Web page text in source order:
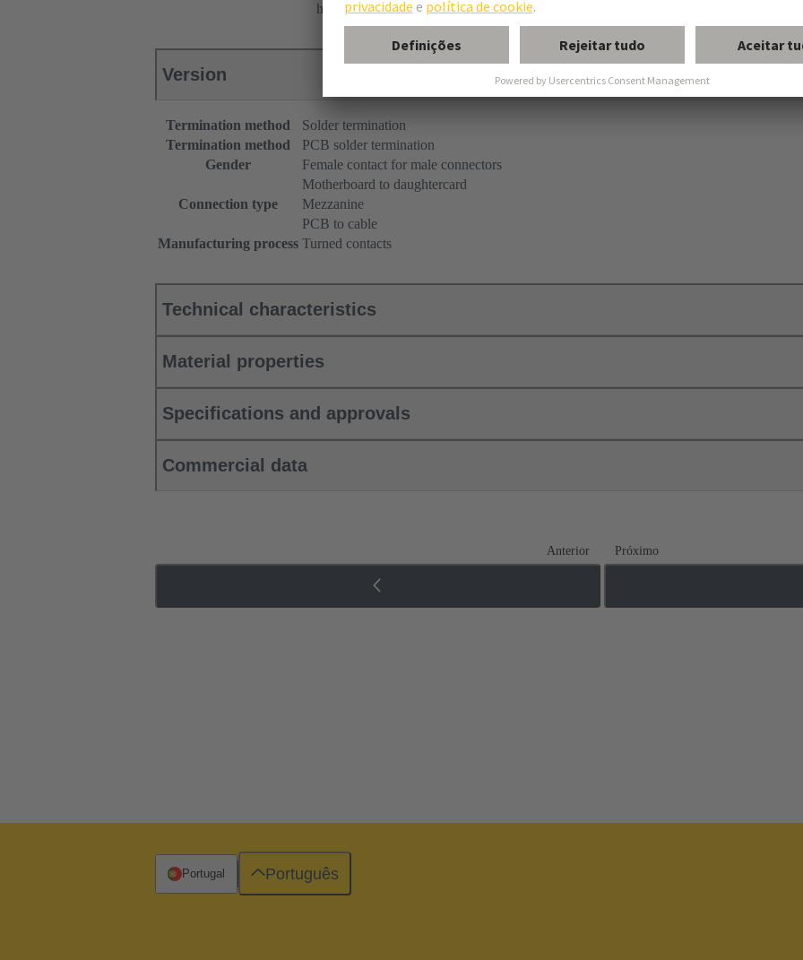
har-modular® M module, male, angled
Version
Termination method
Solder termination
Termination method
PCB solder termination
Gender
Female contact for male connectors
Connection type
Motherboard to daughtercard
Mezzanine
PCB to cable
Manufacturing process Turned contacts
Technical characteristics
Material properties
Specifications and approvals
Commercial data
Anterior Próximo
Portugal Português